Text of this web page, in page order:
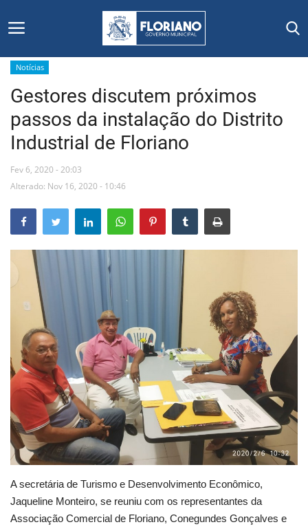
Início
Editais
Floriano
Mural de Licitações
Notícias
Vídeos
Webmail
Contato
Notícias
Gestores discutem próximos
passos da instalação do Distrito
Industrial de Floriano
Fev 6, 2020 - 20:03
Alterado: Nov 16, 2020 - 10:46
A secretária de Turismo e Desenvolvimento Econômico,
Jaqueline Monteiro, se reuniu com os representantes da
Associação Comercial de Floriano, Conegundes Gonçalves e